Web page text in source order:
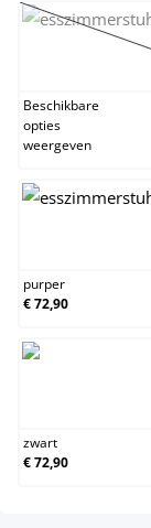
Beschikbare
opties
weergeven
purper
€ 72,90
zwart
€ 72,90